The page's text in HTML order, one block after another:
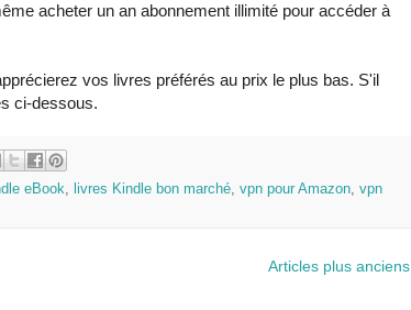
acheter un an abonnement illimité pour accéder à
vos livres préférés au prix le plus bas. S'il
ci-dessous.
eBook livres Kindle bon marché vpn pour Amazon vpn
Articles plus anciens